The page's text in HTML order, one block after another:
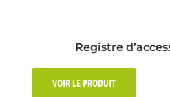
Registre
VOIR LE PRODUIT